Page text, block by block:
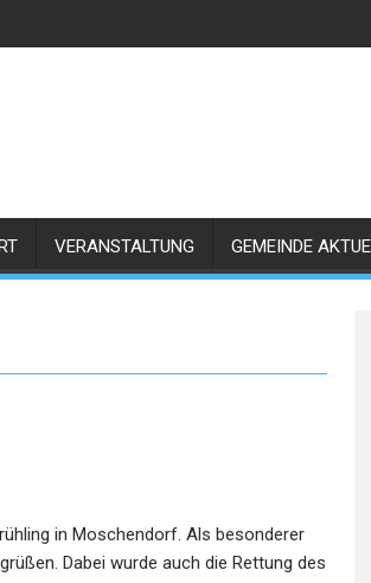
VERANSTALTUNG GEMEINDE
in Moschendorf. Als besonderer
Dabei wurde auch die Rettung des